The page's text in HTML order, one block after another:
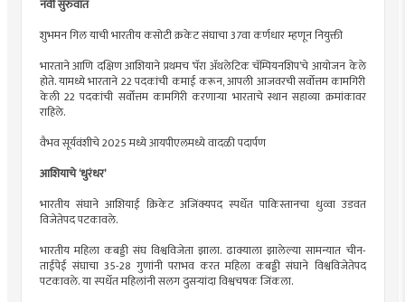
नवी सुरुवात
शुभमन गिल याची भारतीय कसोटी क्रकेट संघाचा 37वा कर्णधार म्हणून नियुक्ती
भारताने आणि दक्षिण आशियाने प्रथमच ‌‘पॅरा ॲथलेटिक चॅम्पियनशिप‌’चे आयोजन केले
होते. यामध्ये भारताने 22 पदकांची कमाई करून, आपली आजवरची सर्वोत्तम कामगिरी
केली 22 पदकांची सर्वोत्तम कामगिरी करणाऱ्या भारताचे स्थान सहाव्या क्रमांकावर
राहिले.
वैभव सूर्यवंशीचे 2025 मध्ये आयपीएलमध्ये वादळी पदार्पण
आशियाचे ‌‘धुरंधर‌’
भारतीय संघाने आशियाई क्रिकेट अजिंक्यपद स्पर्धेत पाकिस्तानचा धुव्वा उडवत
विजेतेपद पटकावले.
भारतीय महिला कबड्डी संघ विश्वविजेता झाला. ढाक्याला झालेल्या सामन्यात चीन-
ताईपेई संघाचा 35-28 गुणांनी पराभव करत महिला कबड्डी संघाने विश्वविजेतेपद
पटकावले. या स्पर्धेत महिलांनी सलग दुसऱ्यांदा विश्वचषक जिंकला.